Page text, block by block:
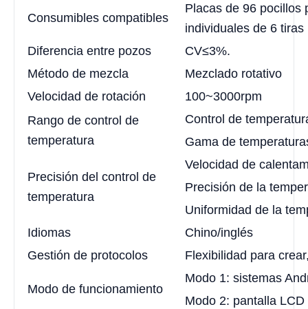
Consumibles compatibles
Placas de 96 pocillos
individuales de 6 tiras
Diferencia entre pozos
CV≤3%.
Método de mezcla
Mezclado rotativo
Velocidad de rotación
100~3000rpm
Rango de control de
temperatura
Control de
Gama de
Precisión del control de
temperatura
Velocidad de
Precisión de la
Uniformidad de la
Idiomas
Chino/inglés
Gestión de protocolos
Flexibilidad para
Modo de funcionamiento
Modo 1: sistemas
Modo 2: pantalla